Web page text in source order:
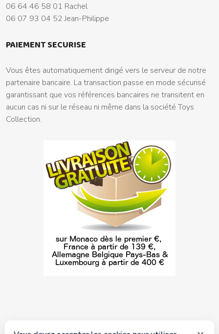
06 64 46 58 01 Rachel
06 07 93 04 52 Jean-Philippe
PAIEMENT SECURISE
Vous êtes automatiquement dirigé vers le serveur de notre
partenaire bancaire. La transaction passe en mode sécurisé
garantissant que vos références bancaires ne transitent en
aucun cas ni sur le réseau ni même dans la société Toys
Collection.